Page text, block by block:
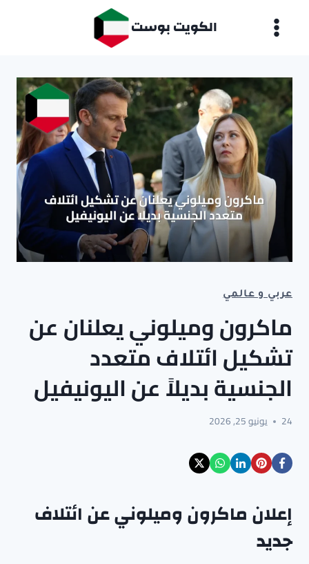
الكويت بوست
عربي و عالمي
ماكرون وميلوني يعلنان عن
تشكيل ائتلاف متعدد
الجنسية بديلاً عن اليونيفيل
24 يونيو 25, 2026
إعلان ماكرون وميلوني عن ائتلاف
جديد